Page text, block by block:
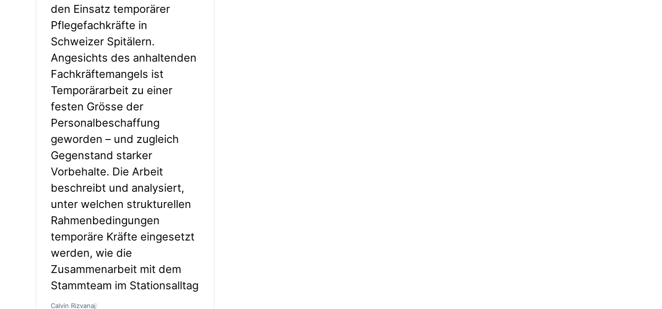
den Einsatz temporärer
Pflegefachkräfte in
Schweizer Spitälern.
Angesichts des anhaltenden
Fachkräftemangels ist
Temporärarbeit zu einer
festen Grösse der
Personalbeschaffung
geworden – und zugleich
Gegenstand starker
Vorbehalte. Die Arbeit
beschreibt und analysiert,
unter welchen strukturellen
Rahmenbedingungen
temporäre Kräfte eingesetzt
werden, wie die
Zusammenarbeit mit dem
Stammteam im Stationsalltag
Calvin Rizvanaj/